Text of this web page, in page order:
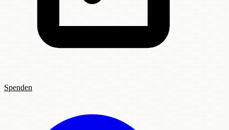
Spenden